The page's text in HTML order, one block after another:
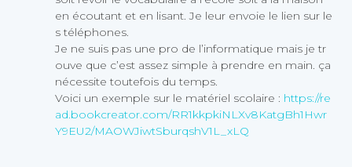
en écoutant et en lisant. Je leur envoie le lien sur le
s téléphones.
Je ne suis pas une pro de l’informatique mais je tr
ouve que c’est assez simple à prendre en main. ça
nécessite toutefois du temps.
Voici un exemple sur le matériel scolaire : https://re
ad.bookcreator.com/RR1kkpkiNLXv8KatgBh1Hwr
Y9EU2/MAOWJiwtSburqshV1L_xLQ